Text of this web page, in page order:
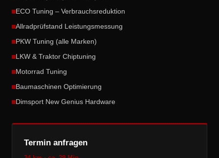
ECO Tuning – Verbrauchsreduktion
Allradprüfstand Leistungsmessung
PKW Tuning (alle Marken)
LKW & Traktor Chiptuning
Motorrad Tuning
Baumaschinen Optimierung
Dimsport New Genius Hardware
Termin anfragen